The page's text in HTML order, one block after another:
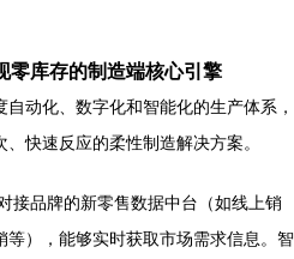
零库存的制造端核心引擎
动化、数字化和智能化的生产体系，
快速反应的柔性制造解决方案。
接品牌的新零售数据中台（如线上销
），能够实时获取市场需求信息。智